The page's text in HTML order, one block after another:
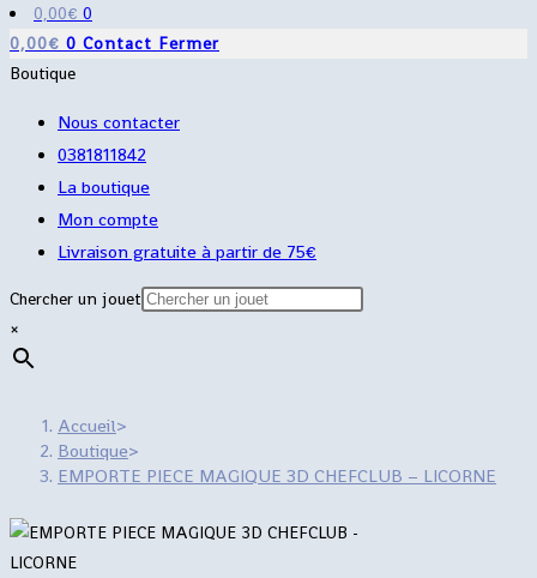
0,00€ 0
0,00€ 0 Contact Fermer
Boutique
Nous contacter
0381811842
La boutique
Mon compte
Livraison gratuite à partir de 75€
Chercher un jouet
×
Accueil>
Boutique>
EMPORTE PIECE MAGIQUE 3D CHEFCLUB – LICORNE